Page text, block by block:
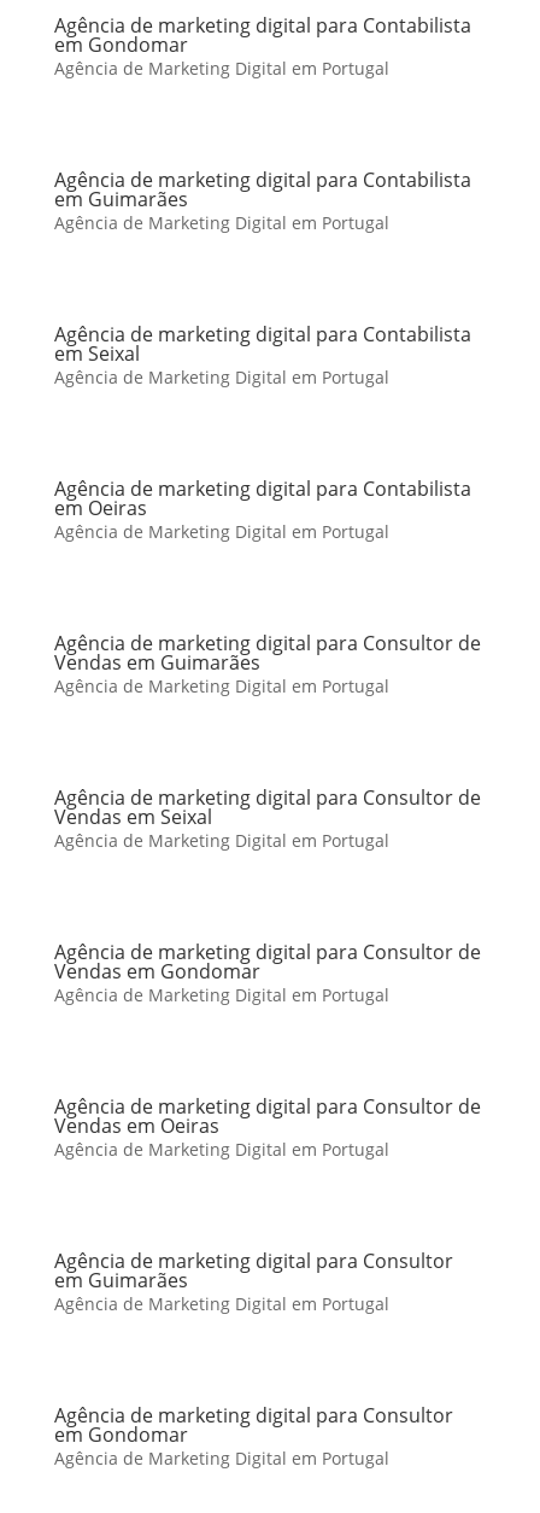
Agência de marketing digital para Contabilista
em Gondomar
Agência de Marketing Digital em Portugal
Agência de marketing digital para Contabilista
em Guimarães
Agência de Marketing Digital em Portugal
Agência de marketing digital para Contabilista
em Seixal
Agência de Marketing Digital em Portugal
Agência de marketing digital para Contabilista
em Oeiras
Agência de Marketing Digital em Portugal
Agência de marketing digital para Consultor de
Vendas em Guimarães
Agência de Marketing Digital em Portugal
Agência de marketing digital para Consultor de
Vendas em Seixal
Agência de Marketing Digital em Portugal
Agência de marketing digital para Consultor de
Vendas em Gondomar
Agência de Marketing Digital em Portugal
Agência de marketing digital para Consultor de
Vendas em Oeiras
Agência de Marketing Digital em Portugal
Agência de marketing digital para Consultor
em Guimarães
Agência de Marketing Digital em Portugal
Agência de marketing digital para Consultor
em Gondomar
Agência de Marketing Digital em Portugal